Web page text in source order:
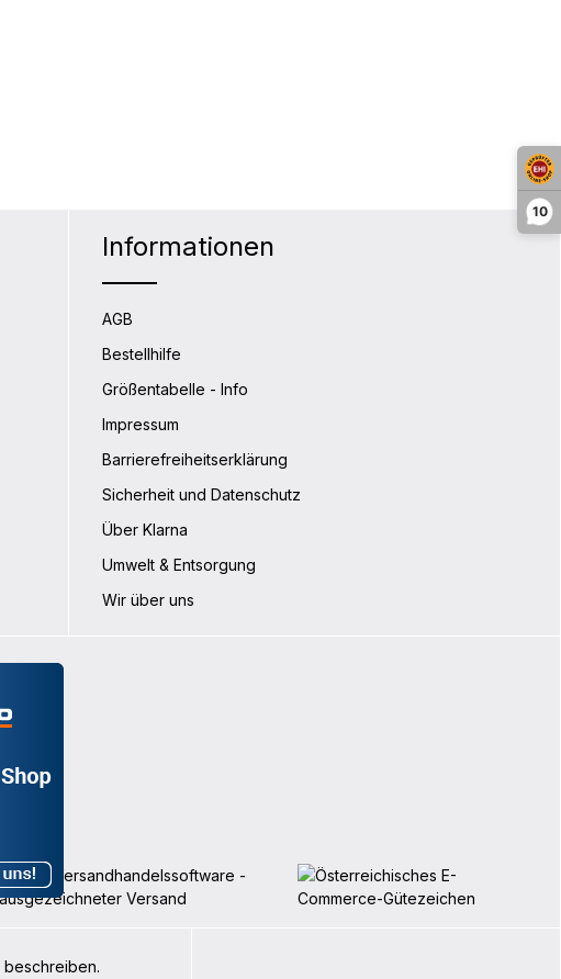
10
Informationen
AGB
Bestellhilfe
Größentabelle - Info
Impressum
Barrierefreiheitserklärung
Sicherheit und Datenschutz
Über Klarna
Umwelt & Entsorgung
Wir über uns
beschreiben.